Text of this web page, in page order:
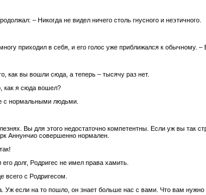
– Никогда не видел ничего столь гнусного и неэтичного.
приходил в себя, и его голос уже приближался к обычному.
как вы вошли сюда, а теперь – тысячу раз нет.
как я сюда вошел?
с нормальными людьми.
Вы для этого недостаточно компетентны. Если уж вы так
Аннунчио совершенно нормален.
долг, Родригес не имел права хамить.
всего с Родригесом.
если на то пошло, он знает больше нас с вами. Что вам